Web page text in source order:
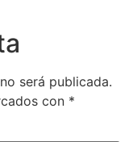
será publicada.
con *